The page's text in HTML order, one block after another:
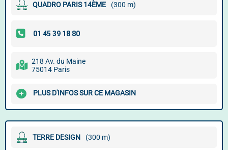
QUADRO PARIS 14ÈME (300 m)
218 Av. du Maine
75014 Paris
PLUS D'INFOS SUR CE MAGASIN
TERRE DESIGN (300 m)